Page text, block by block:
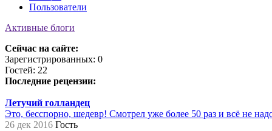
Пользователи
Активные блоги
Сейчас на сайте:
Зарегистрированных: 0
Гостей: 22
Последние рецензии:
Летучий голландец
Это, бесспорно, шедевр! Смотрел уже более 50 раз и всё не
26 дек 2016 Гость